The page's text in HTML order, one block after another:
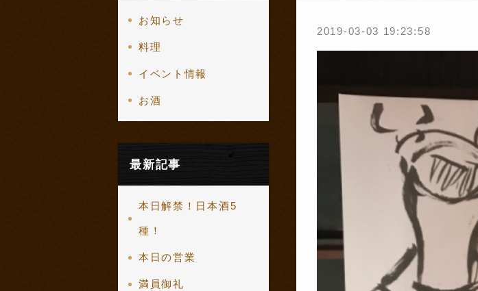
お知らせ
料理
イベント情報
お酒
最新記事
本日解禁！日本酒5
種！
本日の営業
満員御礼
2019-03-03 19:23:58